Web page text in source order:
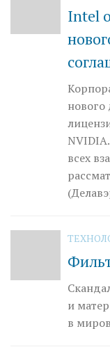
Intel
нового
всех
и
в